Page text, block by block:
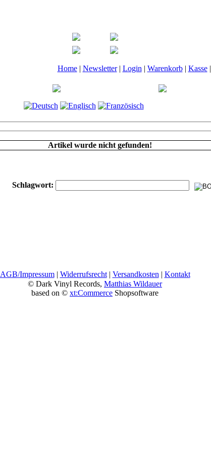
Home| Newsletter| Login | Warenkorb| Kasse|
Artikel wurde nicht gefunden!
Schlagwort:
AGB/Impressum| Widerrufsrecht| Versandkosten | Kontakt
© Dark Vinyl Records, Matthias Wildauer
based on © xt:Commerce Shopsoftware